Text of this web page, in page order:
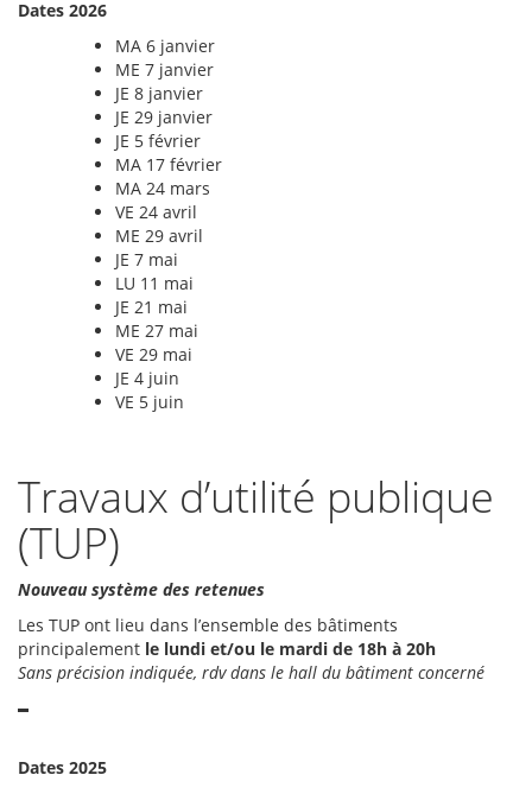
Dates 2026
MA 6 janvier
ME 7 janvier
JE 8 janvier
JE 29 janvier
JE 5 février
MA 17 février
MA 24 mars
VE 24 avril
ME 29 avril
JE 7 mai
LU 11 mai
JE 21 mai
ME 27 mai
VE 29 mai
JE 4 juin
VE 5 juin
Travaux d’utilité publique
(TUP)
Nouveau système des retenues
Les TUP ont lieu dans l’ensemble des bâtiments
principalement le lundi et/ou le mardi de 18h à 20h
Sans précision indiquée, rdv dans le hall du bâtiment concerné
Dates 2025